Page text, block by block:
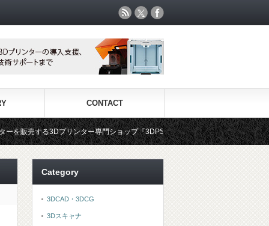
CONTACT
門ショップ『3DPS id.arts』 3Dプリンタ用材料専門ショップ『
Category
3DCAD・3DCG
3Dスキャナ